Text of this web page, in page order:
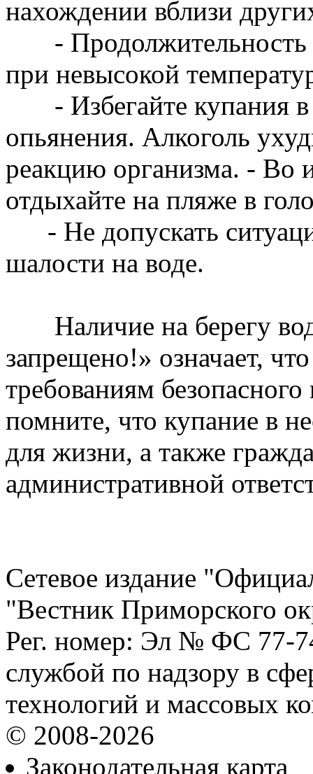
нахождении вблизи
- Продолжительность
при невысокой
- Избегайте купания в
опьянения. Алкоголь
реакцию организма. - Во
отдыхайте на пляже в
- Не допускать
шалости на воде.
Наличие на берегу
запрещено!» означает,
требованиям
помните, что купание в
для жизни, а также
административной
Сетевое издание
"Вестник Приморского
Рег. номер: Эл № ФС 77-
службой по надзору в
технологий и массовых
© 2008-2026
Законодательная карта